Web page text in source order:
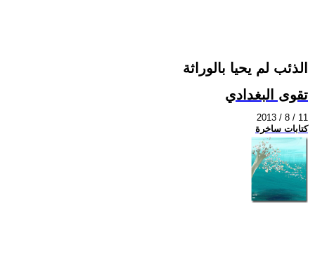
الذئب لم يحيا بالوراثة
تقوى البغدادي
2013 / 8 / 11
كتابات ساخرة